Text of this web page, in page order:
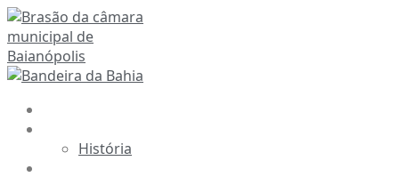
Ir
para
o
conteúdo
História